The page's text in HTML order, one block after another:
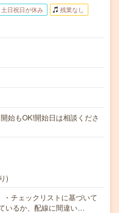
土日祝日が休み 残業なし
始もOK!開始日は相談くださ
)
・チェックリストに基づいて
いるか、配線に間違い…